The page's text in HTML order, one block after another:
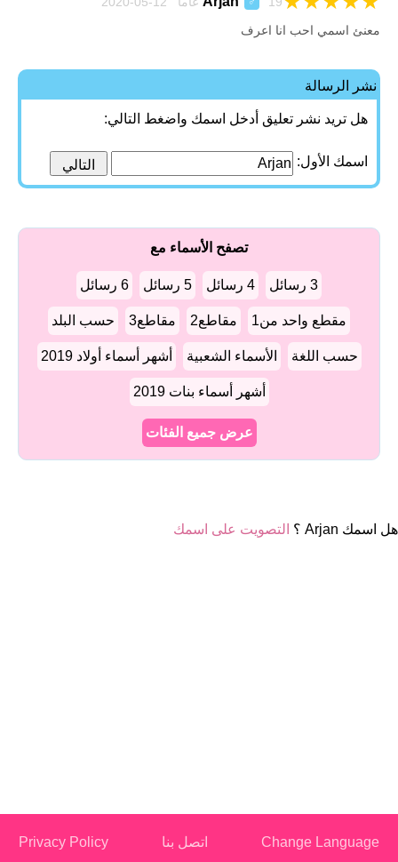
معنئ اسمي احب انا اعرف
نشر الرسالة
هل تريد نشر تعليق أدخل اسمك واضغط التالي:
اسمك الأول:
تصفح الأسماء مع
3 رسائل 4 رسائل 5 رسائل 6 رسائل
مقطع واحد من1 مقاطع2 مقاطع3 حسب البلد
حسب اللغة الأسماء الشعبية أشهر أسماء أولاد 2019
أشهر أسماء بنات 2019
عرض جميع الفئات
هل اسمك Arjan ؟ التصويت على اسمك
Change Language اتصل بنا Privacy Policy